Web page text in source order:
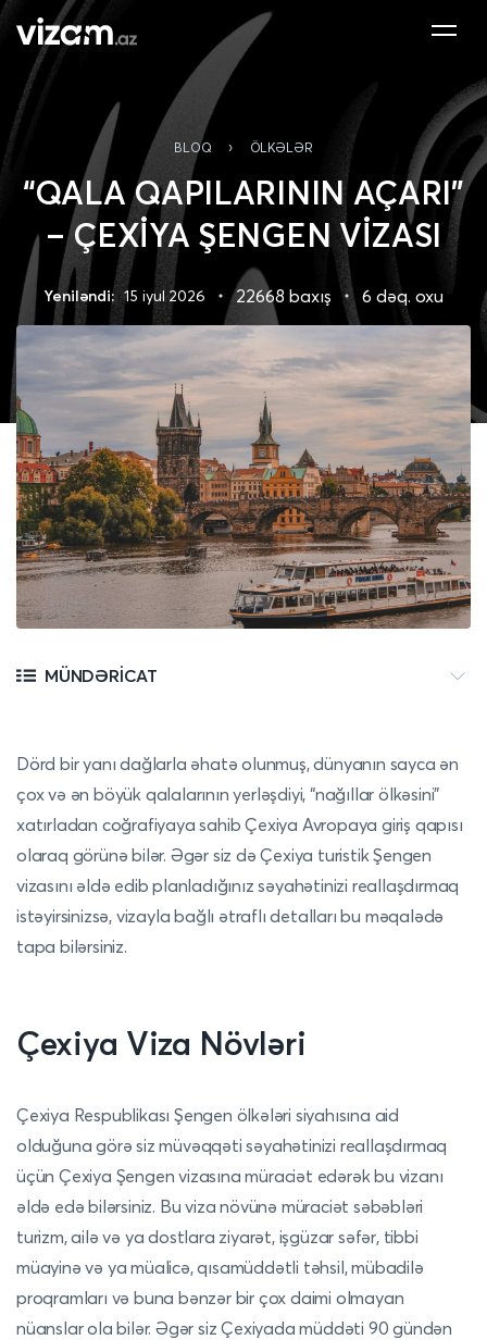
BLOQ › ÖLKƏLƏR
“QALA QAPILARININ AÇARI”
– ÇEXİYA ŞENGEN VİZASI
Yeniləndi: 15 iyul 2026 22668 baxış 6 dəq. oxu
MÜNDƏRICAT
Dörd bir yanı dağlarla əhatə olunmuş, dünyanın sayca ən
çox və ən böyük qalalarının yerləşdiyi, “nağıllar ölkəsini”
xatırladan coğrafiyaya sahib Çexiya Avropaya giriş qapısı
olaraq görünə bilər. Əgər siz də Çexiya turistik Şengen
vizasını əldə edib planladığınız səyahətinizi reallaşdırmaq
istəyirsinizsə, vizayla bağlı ətraflı detalları bu məqalədə
tapa bilərsiniz.
Çexiya Viza Növləri
Çexiya Respublikası Şengen ölkələri siyahısına aid
olduğuna görə siz müvəqqəti səyahətinizi reallaşdırmaq
üçün Çexiya Şengen vizasına müraciət edərək bu vizanı
əldə edə bilərsiniz. Bu viza növünə müraciət səbəbləri
turizm, ailə və ya dostlara ziyarət, işgüzar səfər, tibbi
müayinə və ya müalicə, qısamüddətli təhsil, mübadilə
proqramları və buna bənzər bir çox daimi olmayan
nüanslar ola bilər. Əgər siz Çexiyada müddəti 90 gündən